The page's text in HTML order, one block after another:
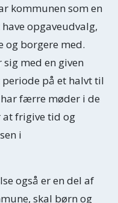
kommunen som en
opgaveudvalg,
og borgere med.
med en given
på et halvt til
færre møder i de
frigive tid og
i
også er en del af
skal børn og